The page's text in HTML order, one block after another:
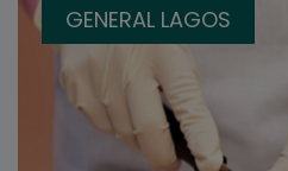
GENERAL LAGOS